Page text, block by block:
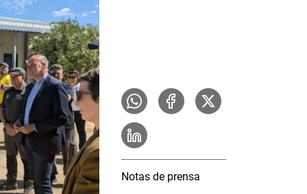
Notas de prensa